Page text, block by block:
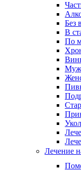
Без
В
По
Лечение